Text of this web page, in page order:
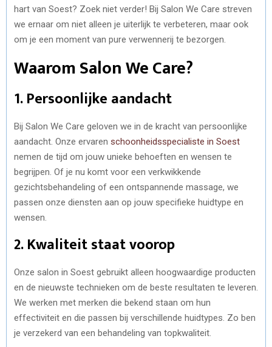
hart van Soest? Zoek niet verder! Bij Salon We Care streven
we ernaar om niet alleen je uiterlijk te verbeteren, maar ook
om je een moment van pure verwennerij te bezorgen.
Waarom Salon We Care?
1. Persoonlijke aandacht
Bij Salon We Care geloven we in de kracht van persoonlijke
aandacht. Onze ervaren schoonheidsspecialiste in Soest
nemen de tijd om jouw unieke behoeften en wensen te
begrijpen. Of je nu komt voor een verkwikkende
gezichtsbehandeling of een ontspannende massage, we
passen onze diensten aan op jouw specifieke huidtype en
wensen.
2. Kwaliteit staat voorop
Onze salon in Soest gebruikt alleen hoogwaardige producten
en de nieuwste technieken om de beste resultaten te leveren.
We werken met merken die bekend staan om hun
effectiviteit en die passen bij verschillende huidtypes. Zo ben
je verzekerd van een behandeling van topkwaliteit.